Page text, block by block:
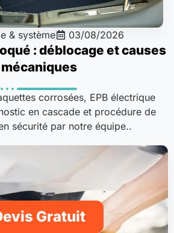
& système 03/08/2026
: déblocage et causes
mécaniques
corrosées, EPB électrique
en cascade et procédure de
sécurité par notre équipe..
Gratuit